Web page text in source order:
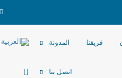
فريقنا المدونة
اتصل بنا